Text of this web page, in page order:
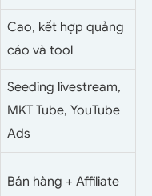
Cao, kết hợp quảng
cáo và tool
Seeding livestream,
MKT Tube, YouTube
Ads
Bán hàng + Affiliate